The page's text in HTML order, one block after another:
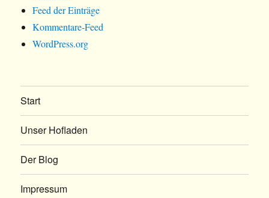
Feed der Einträge
Kommentare-Feed
WordPress.org
Start
Unser Hofladen
Der Blog
Impressum